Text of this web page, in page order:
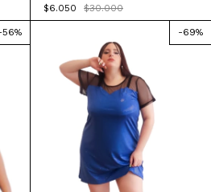
$6.050 $30.000
56% -69%